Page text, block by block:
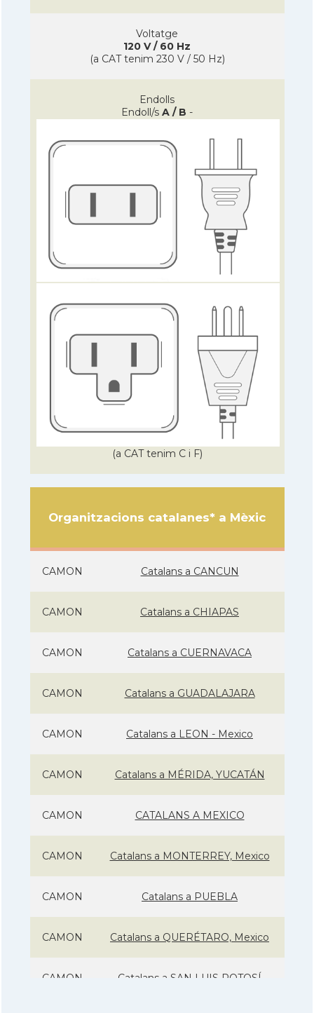
Voltatge
120 V / 60 Hz
(a CAT tenim 230 V / 50 Hz)
Endolls
Endoll/s A / B -
(a CAT tenim C i F)
Organitzacions catalanes* a Mèxic
CAMON Catalans a CANCUN
CAMON Catalans a CHIAPAS
CAMON Catalans a CUERNAVACA
CAMON Catalans a GUADALAJARA
CAMON Catalans a LEON - Mexico
CAMON Catalans a MÉRIDA, YUCATÁN
CAMON CATALANS A MEXICO
CAMON Catalans a MONTERREY, Mexico
CAMON Catalans a PUEBLA
CAMON Catalans a QUERÉTARO, Mexico
CAMON Catalans a SAN LUIS POTOSÍ